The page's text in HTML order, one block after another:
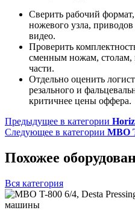
Сверить рабочий
ножевого узла,
видео.
Проверить
сменным ножам, столам,
части.
Отдельно оценить
резального и
критичнее цены оффера.
Предыдущее в категории
Следующее в категории MBO
Похожее
Вся категория
машины